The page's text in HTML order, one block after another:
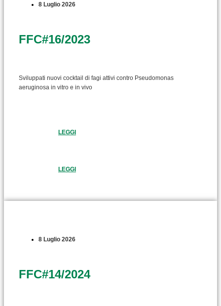
8 Luglio 2026
FFC#16/2023
Sviluppati nuovi cocktail di fagi attivi contro Pseudomonas
aeruginosa in vitro e in vivo
LEGGI
LEGGI
8 Luglio 2026
FFC#14/2024